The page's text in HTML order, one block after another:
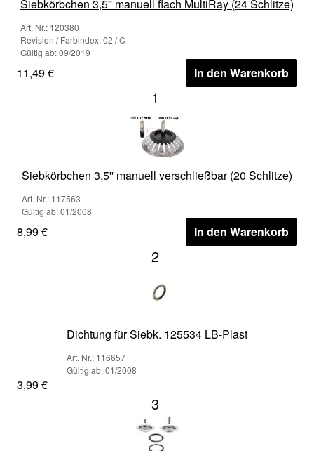
Siebkörbchen 3,5'' manuell flach MultiRay (24 Schlitze)
Art. Nr.: 120380
Revision / Farbindex: 02 / C
Gültig ab: 09/2019
11,49 € In den Warenkorb
1
Siebkörbchen 3,5'' manuell verschließbar (20 Schlitze)
Art. Nr.: 117563
Gültig ab: 01/2008
8,99 € In den Warenkorb
2
Dichtung für Siebk. 125534 LB-Plast
Art. Nr.: 116657
Gültig ab: 01/2008
3,99 €
3